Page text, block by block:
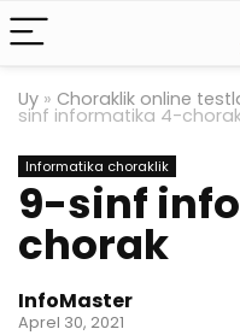
Uy » Choraklik online
sinf informatika 4-
Informatika choraklik
9-sinf
chorak
InfoMaster
Aprel 30, 2021